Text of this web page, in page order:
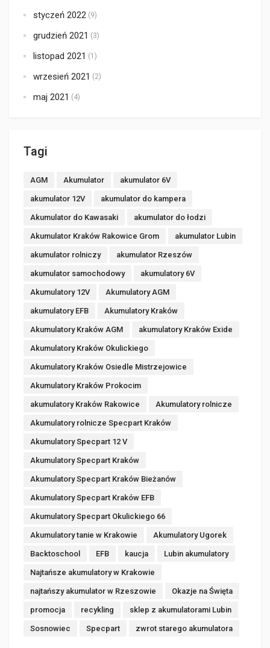
styczeń 2022 (9)
grudzień 2021 (3)
listopad 2021 (1)
wrzesień 2021 (2)
maj 2021 (4)
Tagi
AGM Akumulator akumulator 6V
akumulator 12V akumulator do kampera
Akumulator do Kawasaki akumulator do łodzi
Akumulator Kraków Rakowice Grom akumulator Lubin
akumulator rolniczy akumulator Rzeszów
akumulator samochodowy akumulatory 6V
Akumulatory 12V Akumulatory AGM
akumulatory EFB Akumulatory Kraków
Akumulatory Kraków AGM akumulatory Kraków Exide
Akumulatory Kraków Okulickiego
Akumulatory Kraków Osiedle Mistrzejowice
Akumulatory Kraków Prokocim
akumulatory Kraków Rakowice Akumulatory rolnicze
Akumulatory rolnicze Specpart Kraków
Akumulatory Specpart 12 V
Akumulatory Specpart Kraków
Akumulatory Specpart Kraków Bieżanów
Akumulatory Specpart Kraków EFB
Akumulatory Specpart Okulickiego 66
Akumulatory tanie w Krakowie Akumulatory Ugorek
Backtoschool EFB kaucja Lubin akumulatory
Najtańsze akumulatory w Krakowie
najtańszy akumulator w Rzeszowie Okazje na Święta
promocja recykling sklep z akumulatorami Lubin
Sosnowiec Specpart zwrot starego akumulatora